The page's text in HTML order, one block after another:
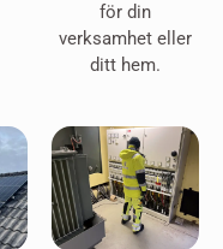
för din
verksamhet eller
ditt hem.